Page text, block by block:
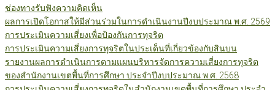
ช่องทางรับฟังความคิดเห็น
ผลการเปิดโอกาสให้มีส่วนร่วมในการดำเนินงานปีงบประมาณ พ.ศ. 2569
การประเมินความเสี่ยงเพื่อป้องกันการทุจริต
การประเมินความเสี่ยงการทุจริตในประเด็นที่เกี่ยวข้องกับสินบน
รายงานผลการดำเนินการตามแผนบริหารจัดการความเสี่ยงการทุจริต
ของสำนักงานเขตพื้นที่การศึกษา ประจำปีงบประมาณ พ.ศ. 2568